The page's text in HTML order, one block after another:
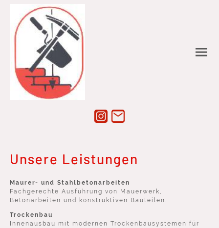
Unsere Leistungen
Maurer- und Stahlbetonarbeiten
Fachgerechte Ausführung von Mauerwerk,
Betonarbeiten und konstruktiven Bauteilen.
Trockenbau
Innenausbau mit modernen Trockenbausystemen für